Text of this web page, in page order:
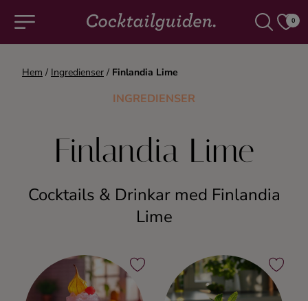
0
COCKTAILS & DRINKAR
Alkoholfritt
Champagne
Gin
Hem / Ingredienser / Finlandia Lime
INGREDIENSER
Finlandia Lime
Cocktails & Drinkar med Finlandia
Lime